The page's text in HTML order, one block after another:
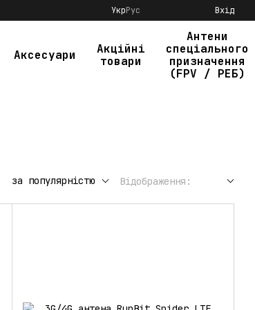
УкрРус Вхід
Аксесуари
Акційні
товари
Антени
спеціального
призначення
(FPV / РЕБ)
за популярністю Відображення: